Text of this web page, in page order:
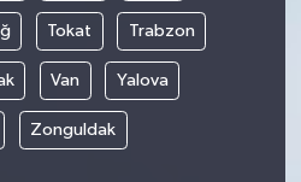
Tokat Trabzon
Van Yalova
Zonguldak